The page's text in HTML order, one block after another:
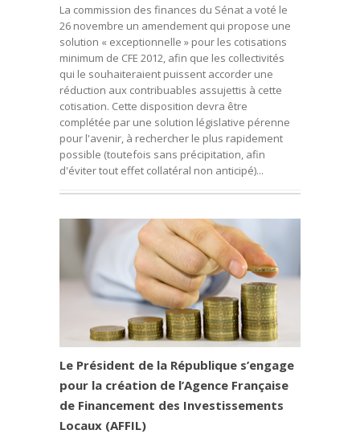
La commission des finances du Sénat a voté le
26 novembre un amendement qui propose une
solution « exceptionnelle » pour les cotisations
minimum de CFE 2012, afin que les collectivités
qui le souhaiteraient puissent accorder une
réduction aux contribuables assujettis à cette
cotisation. Cette disposition devra être
complétée par une solution législative pérenne
pour l'avenir, à rechercher le plus rapidement
possible (toutefois sans précipitation, afin
d'éviter tout effet collatéral non anticipé)...
Le Président de la République s’engage
pour la création de l’Agence Française
de Financement des Investissements
Locaux (AFFIL)